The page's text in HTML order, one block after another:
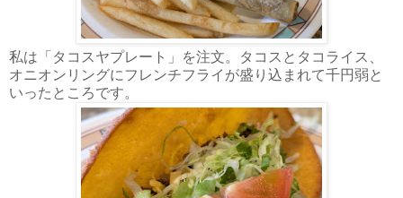
私は「タコスヤプレート」を注文。タコスとタコライス、
オニオンリングにフレンチフライが盛り込まれて千円弱と
いったところです。